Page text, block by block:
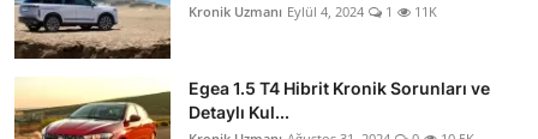
Kronik Uzmanı Eylül 4, 2024 1 11K
Egea 1.5 T4 Hibrit Kronik Sorunları ve
Detaylı Kul...